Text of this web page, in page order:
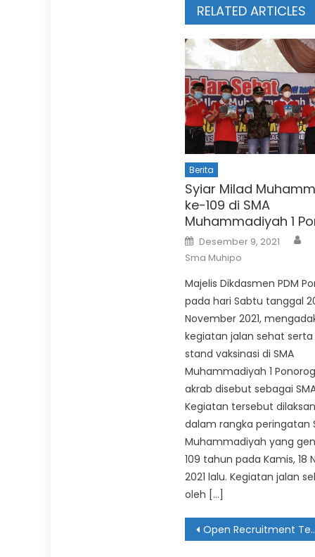
RELATED ARTICLES
Berita
Syiar Milad
ke-109 di SMA
Muhammadiyah 1
Posted
on
Desember 9, 2021
Sma Muhipo
Majelis Dikdasmen PDM
pada hari Sabtu tanggal
November 2021,
kegiatan jalan sehat
stand vaksinasi di SMA
Muhammadiyah 1
akrab disebut sebagai
Kegiatan tersebut
dalam rangka peringatan
Muhammadiyah yang
109 tahun pada Kamis, 18
2021 lalu. Kegiatan jalan
oleh […]
Navigasi
Open Recruitment Tenaga Pengajar Tahun 2023